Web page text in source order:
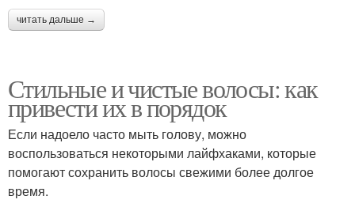
читать дальше →
Стильные и чистые волосы: как
привести их в порядок
Если надоело часто мыть голову, можно
воспользоваться некоторыми лайфхаками, которые
помогают сохранить волосы свежими более долгое
время.